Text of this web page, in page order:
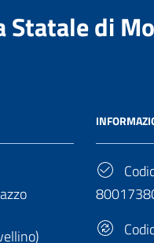
Statale di